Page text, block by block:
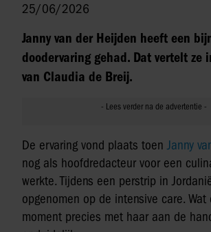
25/06/2026
Janny van der Heijden heeft een
doodervaring gehad. Dat vertelt ze
van Claudia de Breij.
De ervaring vond plaats toen Janny
nog als hoofdredacteur voor een
werkte. Tijdens een perstrip in
opgenomen op de intensive care.
moment precies met haar aan de